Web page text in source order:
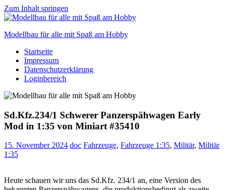
Zum Inhalt springen
Modellbau für alle mit Spaß am Hobby
Scale
modelling
to
Startseite
Impressum
Datenschutzerklärung
Loginbereich
Sd.Kfz.234/1 Schwerer Panzerspähwagen Early
Mod in 1:35 von Miniart #35410
15. November 2024 doc Fahrzeuge, Fahrzeuge 1:35, Militär, Militär
1:35
Heute schauen wir uns das Sd.Kfz. 234/1 an, eine Version des